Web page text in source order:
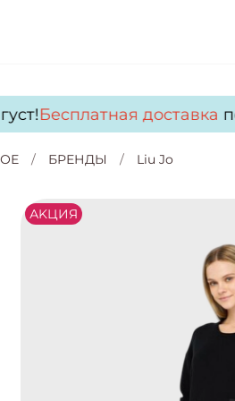
Бесплатная доставкапо
БРЕНДЫ Liu Jo
АKЦИЯ